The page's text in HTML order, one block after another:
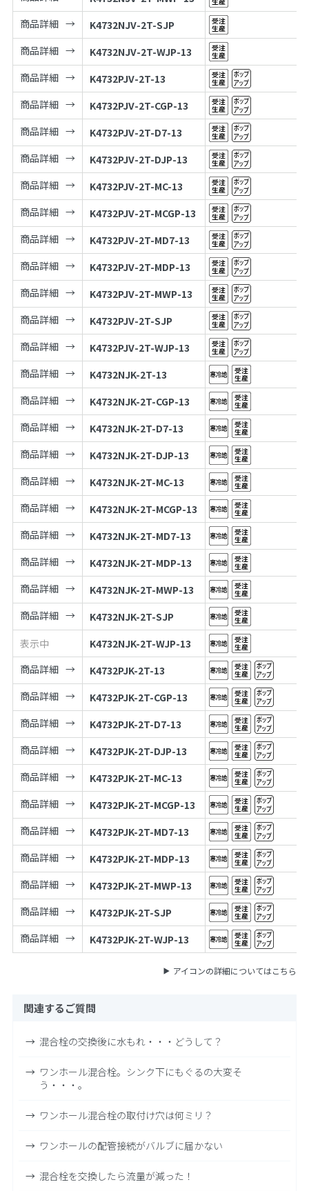
商品詳細
K4732NJV-2T-SJP
商品詳細
K4732NJV-2T-WJP-13
商品詳細
K4732PJV-2T-13
商品詳細
K4732PJV-2T-CGP-13
商品詳細
K4732PJV-2T-D7-13
商品詳細
K4732PJV-2T-DJP-13
商品詳細
K4732PJV-2T-MC-13
商品詳細
K4732PJV-2T-MCGP-13
商品詳細
K4732PJV-2T-MD7-13
商品詳細
K4732PJV-2T-MDP-13
商品詳細
K4732PJV-2T-MWP-13
商品詳細
K4732PJV-2T-SJP
商品詳細
K4732PJV-2T-WJP-13
商品詳細
K4732NJK-2T-13
商品詳細
K4732NJK-2T-CGP-13
商品詳細
K4732NJK-2T-D7-13
商品詳細
K4732NJK-2T-DJP-13
商品詳細
K4732NJK-2T-MC-13
商品詳細
K4732NJK-2T-MCGP-13
商品詳細
K4732NJK-2T-MD7-13
商品詳細
K4732NJK-2T-MDP-13
商品詳細
K4732NJK-2T-MWP-13
商品詳細
K4732NJK-2T-SJP
表示中
K4732NJK-2T-WJP-13
商品詳細
K4732PJK-2T-13
商品詳細
K4732PJK-2T-CGP-13
商品詳細
K4732PJK-2T-D7-13
商品詳細
K4732PJK-2T-DJP-13
商品詳細
K4732PJK-2T-MC-13
商品詳細
K4732PJK-2T-MCGP-13
商品詳細
K4732PJK-2T-MD7-13
商品詳細
K4732PJK-2T-MDP-13
商品詳細
K4732PJK-2T-MWP-13
商品詳細
K4732PJK-2T-SJP
商品詳細
K4732PJK-2T-WJP-13
アイコンの詳細についてはこちら
関連するご質問
混合栓の交換後に水もれ・・・どうして？
ワンホール混合栓。シンク下にもぐるの大変そ
う・・・。
ワンホール混合栓の取付け穴は何ミリ？
ワンホールの配管接続がバルブに届かない
混合栓を交換したら流量が減った！